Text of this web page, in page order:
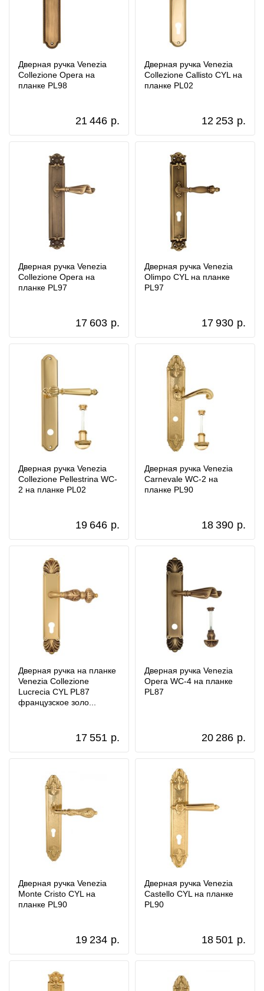
Дверная ручка Venezia
Collezione Opera на
планке PL98
21 446 р.
Дверная ручка Venezia
Collezione Callisto CYL на
планке PL02
12 253 р.
Дверная ручка Venezia
Collezione Opera на
планке PL97
17 603 р.
Дверная ручка Venezia
Olimpo CYL на планке
PL97
17 930 р.
Дверная ручка Venezia
Collezione Pellestrina WC-
2 на планке PL02
19 646 р.
Дверная ручка Venezia
Carnevale WC-2 на
планке PL90
18 390 р.
Дверная ручка на планке
Venezia Collezione
Lucrecia CYL PL87
французское золо...
17 551 р.
Дверная ручка Venezia
Opera WC-4 на планке
PL87
20 286 р.
Дверная ручка Venezia
Monte Cristo CYL на
планке PL90
19 234 р.
Дверная ручка Venezia
Castello CYL на планке
PL90
18 501 р.